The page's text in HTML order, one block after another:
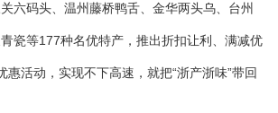
六码头、温州藤桥鸭舌、金华两头乌、台州
瓷等177种名优特产，推出折扣让利、满减优
惠活动，实现不下高速，就把“浙产浙味”带回